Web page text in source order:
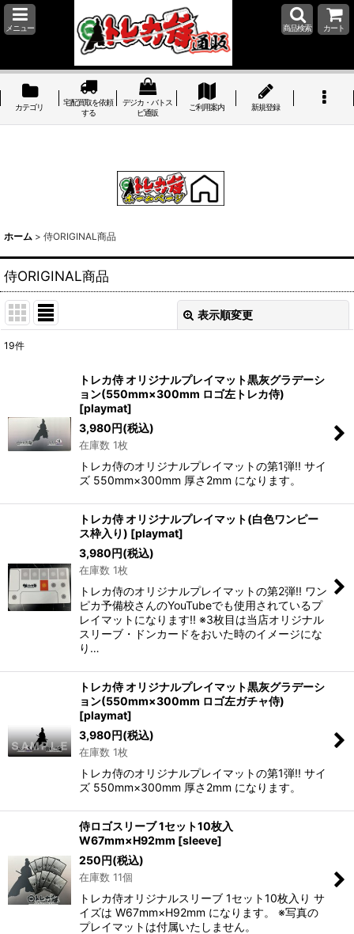
メニュー 商品検索 カート
カテゴリ
宅配買取を依頼
する
デジカ・バトス
ピ通販
ご利用案内 新規登録
ホーム > 侍ORIGINAL商品
侍ORIGINAL商品
表示順変更
並び順:
絞り込む
19件
トレカ侍 オリジナルプレイマット黒灰グラデーシ
ョン(550mm×300mm ロゴ左トレカ侍)
[playmat]
3,980円(税込)
在庫数 1枚
トレカ侍のオリジナルプレイマットの第1弾!! サイ
ズ 550mm×300mm 厚さ2mm になります。
トレカ侍 オリジナルプレイマット(白色ワンピー
ス枠入り) [playmat]
3,980円(税込)
在庫数 1枚
トレカ侍のオリジナルプレイマットの第2弾!! ワン
ピカ予備校さんのYouTubeでも使用されているプ
レイマットになります!! ※3枚目は当店オリジナル
スリーブ・ドンカードをおいた時のイメージにな
り…
トレカ侍 オリジナルプレイマット黒灰グラデーシ
ョン(550mm×300mm ロゴ左ガチャ侍)
[playmat]
3,980円(税込)
在庫数 1枚
トレカ侍のオリジナルプレイマットの第1弾!! サイ
ズ 550mm×300mm 厚さ2mm になります。
侍ロゴスリーブ 1セット10枚入
W67mm×H92mm [sleeve]
250円(税込)
在庫数 11個
トレカ侍オリジナルスリーブ 1セット10枚入り サ
イズは W67mm×H92mm になります。 ※写真の
プレイマットは付属いたしません。